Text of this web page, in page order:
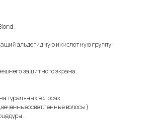
альдегидную и кислотную группу
защитного экрана.
волосах.
волосы )